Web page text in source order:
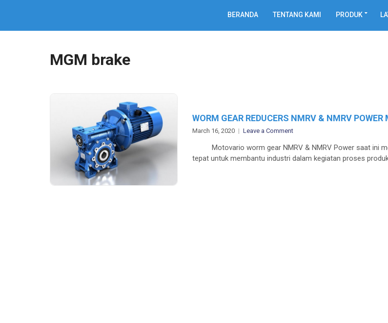
BERANDA TENTANG KAMI PRODUK
MGM brake
WORM GEAR REDUCERS NMRV & NMRV POWER
March 16, 2020 Leave a Commenton
GEAR
REDUCERS
Motovario worm gear NMRV & NMRV Power saat ini
tepat untuk membantu industri dalam kegiatan proses